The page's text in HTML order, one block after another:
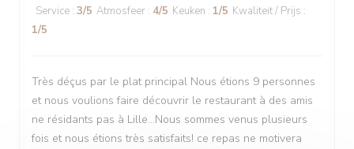
Service : 3/5 Atmosfeer : 4/5 Keuken : 1/5 Kwaliteit / Prijs :
1/5
Très déçus par le plat principal Nous étions 9 personnes
et nous voulions faire découvrir le restaurant à des amis
ne résidants pas à Lille...Nous sommes venus plusieurs
fois et nous étions très satisfaits! ce repas ne motivera